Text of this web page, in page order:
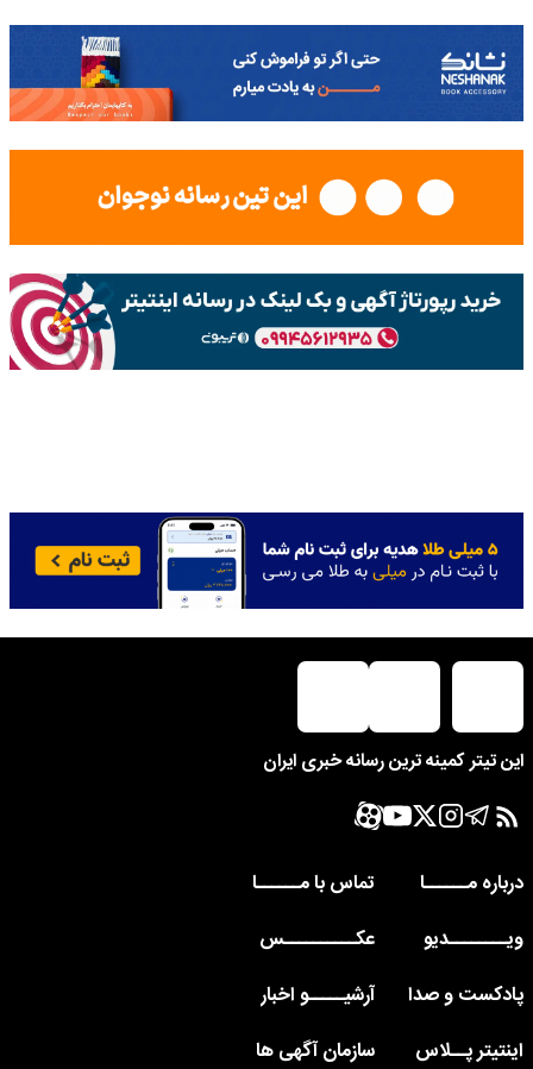
این تیتر کمینه ترین رسانه خبری ایران
درباره مــــــا
تماس با مــــــا
ویــــــــدیو
عکــــــــــس
پادکست و صدا
آرشیـــــو اخبار
اینتیتر پــلاس
سازمان آگهی ها